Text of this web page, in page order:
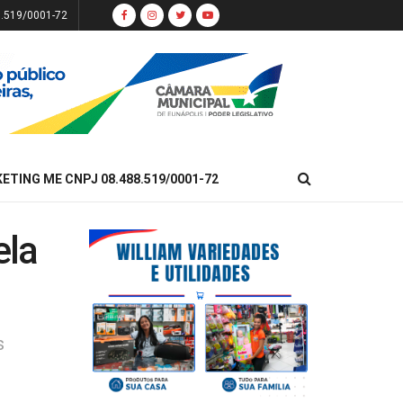
0001-72
ME CNPJ 08.488.519/0001-72